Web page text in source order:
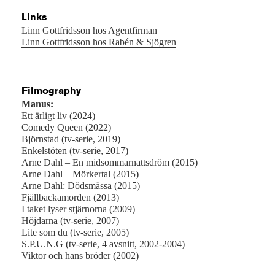
Links
Linn Gottfridsson hos Agentfirman
Linn Gottfridsson hos Rabén & Sjögren
Filmography
Manus:
Ett ärligt liv (2024)
Comedy Queen (2022)
Björnstad (tv-serie, 2019)
Enkelstöten (tv-serie, 2017)
Arne Dahl – En midsommarnattsdröm (2015)
Arne Dahl – Mörkertal (2015)
Arne Dahl: Dödsmässa (2015)
Fjällbackamorden (2013)
I taket lyser stjärnorna (2009)
Höjdarna (tv-serie, 2007)
Lite som du (tv-serie, 2005)
S.P.U.N.G (tv-serie, 4 avsnitt, 2002-2004)
Viktor och hans bröder (2002)